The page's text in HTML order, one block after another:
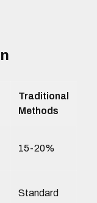
Traditional
Methods
15-20%
Standard